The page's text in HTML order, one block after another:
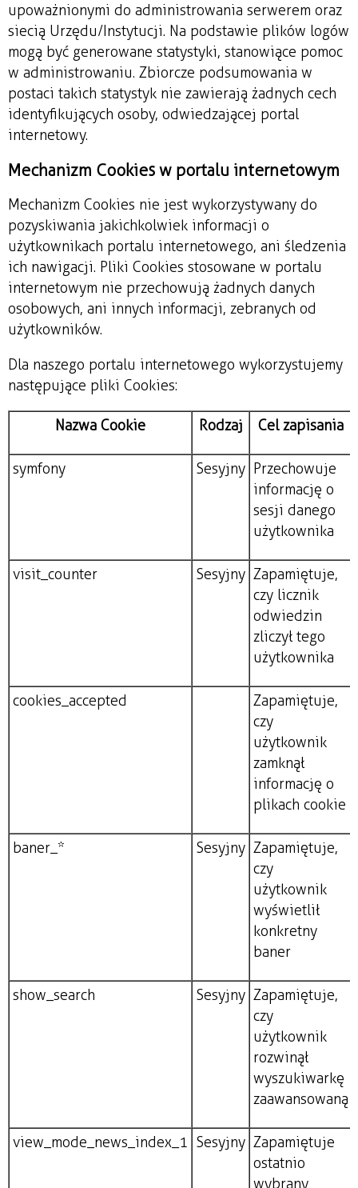
upoważnionymi do administrowania serwerem oraz
siecią Urzędu/Instytucji. Na podstawie plików logów
mogą być generowane statystyki, stanowiące pomoc
w administrowaniu. Zbiorcze podsumowania w
postaci takich statystyk nie zawierają żadnych cech
identyfikujących osoby, odwiedzającej portal
internetowy.
Mechanizm Cookies w portalu internetowym
Mechanizm Cookies nie jest wykorzystywany do
pozyskiwania jakichkolwiek informacji o
użytkownikach portalu internetowego, ani śledzenia
ich nawigacji. Pliki Cookies stosowane w portalu
internetowym nie przechowują żadnych danych
osobowych, ani innych informacji, zebranych od
użytkowników.
Dla naszego portalu internetowego wykorzystujemy
następujące pliki Cookies:
Nazwa Cookie Rodzaj Cel zapisania
symfony Sesyjny Przechowuje
informację o
sesji danego
użytkownika
visit_counter Sesyjny Zapamiętuje,
czy licznik
odwiedzin
zliczył tego
użytkownika
cookies_accepted
Zapamiętuje,
czy
użytkownik
zamknął
informację o
plikach cookie
baner_* Sesyjny Zapamiętuje,
czy
użytkownik
wyświetlił
konkretny
baner
show_search Sesyjny Zapamiętuje,
czy
użytkownik
rozwinął
wyszukiwarkę
zaawansowaną
view_mode_news_index_1 Sesyjny Zapamiętuje
ostatnio
wybrany